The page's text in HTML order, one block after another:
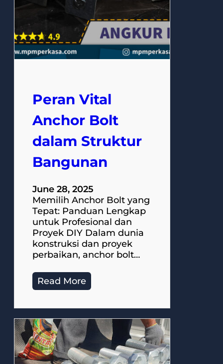
Peran Vital
Anchor Bolt
dalam Struktur
Bangunan
June 28, 2025
Memilih Anchor Bolt yang
Tepat: Panduan Lengkap
untuk Profesional dan
Proyek DIY Dalam dunia
konstruksi dan proyek
perbaikan, anchor bolt…
Read More